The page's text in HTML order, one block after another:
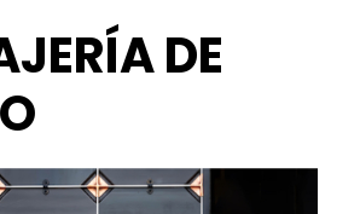
DE